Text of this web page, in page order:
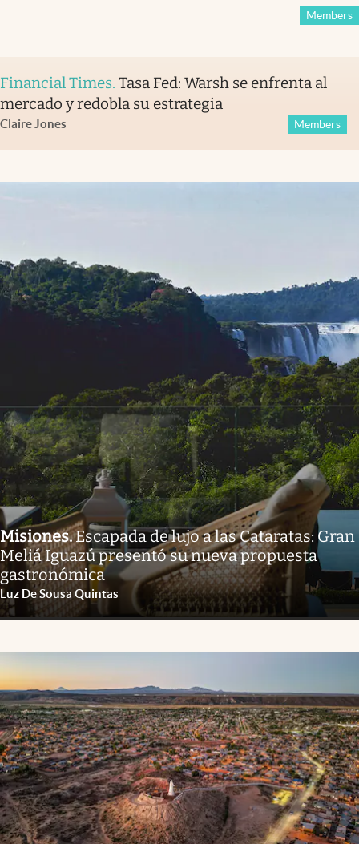
Members
Financial Times. Tasa Fed: Warsh se enfrenta al
mercado y redobla su estrategia
Claire Jones Members
Misiones.Escapada de lujo a las Cataratas: Gran
Meliá Iguazú presentó su nueva propuesta
gastronómica
Luz De Sousa Quintas